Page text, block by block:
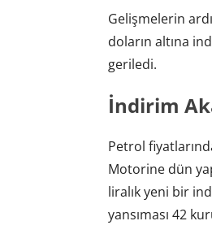
Gelişmelerin
doların altına
geriledi.
İndirim
Petrol
Motorine dün
liralık yeni bir
yansıması 42